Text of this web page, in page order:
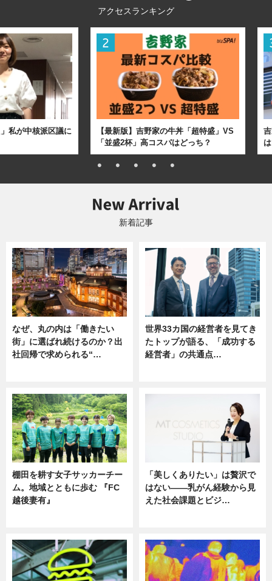
アクセスランキング
私が中核派区議に
【最新版】吉野家の牛丼「超特盛」VS
「並盛2杯」高コスパはどっち？
新着記事
なぜ、丸の内は「働きたい
街」に選ばれ続けるのか？出
社回帰で求められる“…
世界33カ国の経営者を見てき
たトップが語る、「成功する
経営者」の共通点…
棚田を耕す女子サッカーチー
ム。地域とともに歩む 『FC
越後妻有』
「美しくありたい」は贅沢で
はない――乳がん経験から見
えた社会課題とビジ…